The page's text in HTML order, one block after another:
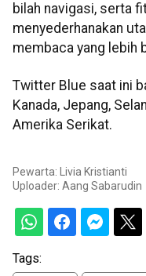
bilah navigasi, serta
menyederhanakan
membaca yang lebih
Twitter Blue saat ini
Kanada, Jepang,
Amerika Serikat.
Pewarta: Livia Kristianti
Uploader: Aang Sabarudin
Tags: